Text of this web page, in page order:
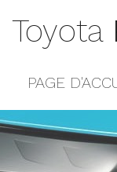
Toyota
PAGE
POPULAIRE
CONTACTS